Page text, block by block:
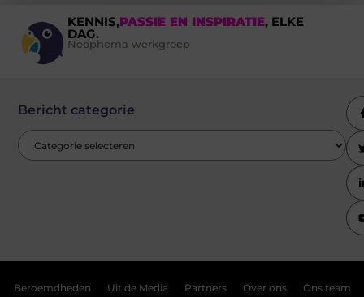
KENNIS,PASSIE EN INSPIRATIE, ELKE
DAG.
Neophema werkgroep
Bericht categorie
Beroemdheden Uit de Media Partners Over ons Ons team